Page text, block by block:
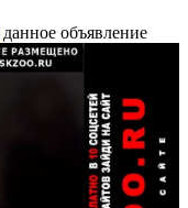
данное объявление